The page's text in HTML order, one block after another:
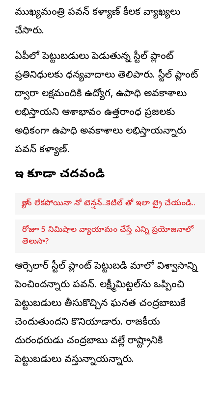
ముఖ్యమంత్రి పవన్ కళ్యాణ్ కీలక వ్యాఖ్యలు
చేసారు.
ఏపీలో పెట్టుబడులు పెడుతున్న స్టీల్ ప్లాంట్
ప్రతినిధులకు ధన్యవాదాలు తెలిపారు. స్టీల్ ప్లాంట్
ద్వారా లక్షమందికి ఉద్యోగ, ఉపాధి అవకాశాలు
లభిస్తాయని ఆశాభావం ఉత్తరాంధ్ర ప్రజలకు
అధికంగా ఉపాధి అవకాశాలు లభిస్తాయన్నారు
పవన్ కళ్యాణ్.
ఇవి కూడా చదవండి
గ్యాస్ లేకపోయినా నో టెన్షన్..కెటిల్‌ తో ఇలా ట్రై చేయండి..
రోజూ 5 నిమిషాల వ్యాయామం చేస్తే ఎన్ని ప్రయోజనాలో
తెలుసా?
ఆర్సెలార్ స్టీల్ ప్లాంట్ పెట్టుబడి మాలో విశ్వాసాన్ని
పెంచిందన్నారు పవన్. లక్ష్మీమిట్టల్‌ను ఒప్పించి
పెట్టుబడులు తీసుకొచ్చిన ఘనత చంద్రబాబుకే
చెందుతుందని కొనియాడారు. రాజకీయ
దురంధరుడు చంద్రబాబు వల్లే రాష్ట్రానికి
పెట్టుబడులు వస్తున్నాయన్నారు.